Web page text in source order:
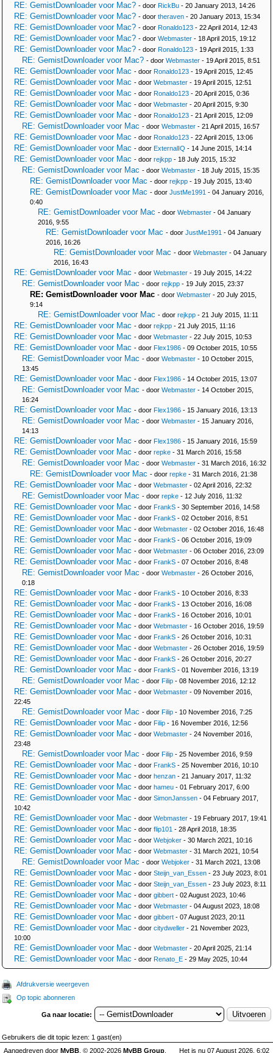
RE: GemistDownloader voor Mac? - door RickBu - 20 January 2013, 14:26
RE: GemistDownloader voor Mac? - door theraven - 20 January 2013, 15:34
RE: GemistDownloader voor Mac? - door Ronaldo123 - 22 April 2014, 12:43
RE: GemistDownloader voor Mac? - door Webmaster - 18 April 2015, 19:12
RE: GemistDownloader voor Mac? - door Ronaldo123 - 19 April 2015, 1:33
RE: GemistDownloader voor Mac? - door Webmaster - 19 April 2015, 8:51
RE: GemistDownloader voor Mac - door Ronaldo123 - 19 April 2015, 12:45
RE: GemistDownloader voor Mac - door Webmaster - 19 April 2015, 12:51
RE: GemistDownloader voor Mac - door Ronaldo123 - 20 April 2015, 0:36
RE: GemistDownloader voor Mac - door Webmaster - 20 April 2015, 9:30
RE: GemistDownloader voor Mac - door Ronaldo123 - 21 April 2015, 12:09
RE: GemistDownloader voor Mac - door Webmaster - 21 April 2015, 16:57
RE: GemistDownloader voor Mac - door Ronaldo123 - 22 April 2015, 13:06
RE: GemistDownloader voor Mac - door ExternalIQ - 14 June 2015, 14:14
RE: GemistDownloader voor Mac - door rejkpp - 18 July 2015, 15:32
RE: GemistDownloader voor Mac - door Webmaster - 18 July 2015, 15:35
RE: GemistDownloader voor Mac - door rejkpp - 19 July 2015, 13:40
RE: GemistDownloader voor Mac - door JustMe1991 - 04 January 2016,
0:40
RE: GemistDownloader voor Mac - door Webmaster - 04 January
2016, 9:55
RE: GemistDownloader voor Mac - door JustMe1991 - 04 January
2016, 16:26
RE: GemistDownloader voor Mac - door Webmaster - 04 January
2016, 16:43
RE: GemistDownloader voor Mac - door Webmaster - 19 July 2015, 14:22
RE: GemistDownloader voor Mac - door rejkpp - 19 July 2015, 23:37
RE: GemistDownloader voor Mac - door Webmaster - 20 July 2015,
9:14
RE: GemistDownloader voor Mac - door rejkpp - 21 July 2015, 11:11
RE: GemistDownloader voor Mac - door rejkpp - 21 July 2015, 11:16
RE: GemistDownloader voor Mac - door Webmaster - 22 July 2015, 10:53
RE: GemistDownloader voor Mac - door Flex1986 - 09 October 2015, 10:55
RE: GemistDownloader voor Mac - door Webmaster - 10 October 2015,
13:45
RE: GemistDownloader voor Mac - door Flex1986 - 14 October 2015, 13:07
RE: GemistDownloader voor Mac - door Webmaster - 14 October 2015,
16:24
RE: GemistDownloader voor Mac - door Flex1986 - 15 January 2016, 13:13
RE: GemistDownloader voor Mac - door Webmaster - 15 January 2016,
14:13
RE: GemistDownloader voor Mac - door Flex1986 - 15 January 2016, 15:59
RE: GemistDownloader voor Mac - door repke - 31 March 2016, 15:58
RE: GemistDownloader voor Mac - door Webmaster - 31 March 2016, 16:32
RE: GemistDownloader voor Mac - door repke - 31 March 2016, 21:38
RE: GemistDownloader voor Mac - door Webmaster - 02 April 2016, 22:32
RE: GemistDownloader voor Mac - door repke - 12 July 2016, 11:32
RE: GemistDownloader voor Mac - door FrankS - 30 September 2016, 14:58
RE: GemistDownloader voor Mac - door FrankS - 02 October 2016, 8:51
RE: GemistDownloader voor Mac - door Webmaster - 02 October 2016, 16:48
RE: GemistDownloader voor Mac - door FrankS - 06 October 2016, 19:09
RE: GemistDownloader voor Mac - door Webmaster - 06 October 2016, 23:09
RE: GemistDownloader voor Mac - door FrankS - 07 October 2016, 8:48
RE: GemistDownloader voor Mac - door Webmaster - 26 October 2016,
0:18
RE: GemistDownloader voor Mac - door FrankS - 10 October 2016, 8:33
RE: GemistDownloader voor Mac - door FrankS - 13 October 2016, 16:08
RE: GemistDownloader voor Mac - door FrankS - 16 October 2016, 10:01
RE: GemistDownloader voor Mac - door Webmaster - 16 October 2016, 19:59
RE: GemistDownloader voor Mac - door FrankS - 26 October 2016, 10:31
RE: GemistDownloader voor Mac - door Webmaster - 26 October 2016, 19:59
RE: GemistDownloader voor Mac - door FrankS - 26 October 2016, 20:27
RE: GemistDownloader voor Mac - door FrankS - 01 November 2016, 13:19
RE: GemistDownloader voor Mac - door Filip - 08 November 2016, 12:12
RE: GemistDownloader voor Mac - door Webmaster - 09 November 2016,
22:45
RE: GemistDownloader voor Mac - door Filip - 10 November 2016, 7:25
RE: GemistDownloader voor Mac - door Filip - 16 November 2016, 12:56
RE: GemistDownloader voor Mac - door Webmaster - 24 November 2016,
23:48
RE: GemistDownloader voor Mac - door Filip - 25 November 2016, 9:59
RE: GemistDownloader voor Mac - door FrankS - 25 November 2016, 10:10
RE: GemistDownloader voor Mac - door henzan - 21 January 2017, 11:32
RE: GemistDownloader voor Mac - door hameu - 01 February 2017, 6:00
RE: GemistDownloader voor Mac - door SimonJanssen - 04 February 2017,
10:42
RE: GemistDownloader voor Mac - door Webmaster - 19 February 2017, 19:41
RE: GemistDownloader voor Mac - door flip101 - 28 April 2018, 18:35
RE: GemistDownloader voor Mac - door Webjoker - 30 March 2021, 10:16
RE: GemistDownloader voor Mac - door Webmaster - 31 March 2021, 10:54
RE: GemistDownloader voor Mac - door Webjoker - 31 March 2021, 13:08
RE: GemistDownloader voor Mac - door Steijn_van_Essen - 23 July 2023, 8:01
RE: GemistDownloader voor Mac - door Steijn_van_Essen - 23 July 2023, 8:11
RE: GemistDownloader voor Mac - door gibbert - 02 August 2023, 10:46
RE: GemistDownloader voor Mac - door Webmaster - 04 August 2023, 18:08
RE: GemistDownloader voor Mac - door gibbert - 07 August 2023, 20:11
RE: GemistDownloader voor Mac - door citydweller - 21 November 2023,
10:00
RE: GemistDownloader voor Mac - door Webmaster - 20 April 2025, 21:14
RE: GemistDownloader voor Mac - door Renato_E - 29 May 2025, 10:44
Afdrukversie weergeven
Op topic abonneren
Ga naar locatie:
Gebruikers die dit topic lezen: 1 gast(en)
Het is nu 07 August 2026, 6:02
Aangedreven door MyBB , © 2002-2026 MyBB Group